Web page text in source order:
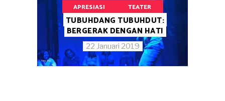
APRESIASI TEATER
TUBUHDANG TUBUHDUT:
BERGERAK DENGAN HATI
22 Januari 2019